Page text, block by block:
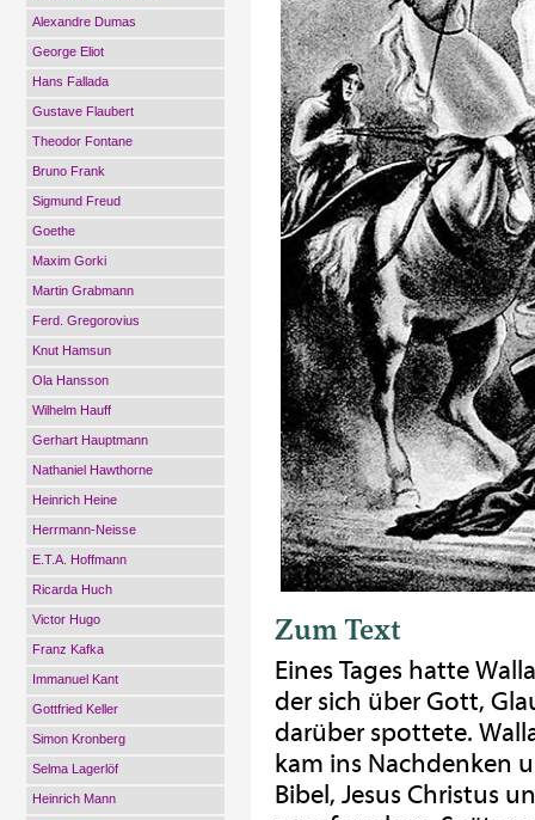
Alexandre Dumas
George Eliot
Hans Fallada
Gustave Flaubert
Theodor Fontane
Bruno Frank
Sigmund Freud
Goethe
Maxim Gorki
Martin Grabmann
Ferd. Gregorovius
Knut Hamsun
Ola Hansson
Wilhelm Hauff
Gerhart Hauptmann
Nathaniel Hawthorne
Heinrich Heine
Herrmann-Neisse
E.T.A. Hoffmann
Ricarda Huch
Victor Hugo
Franz Kafka
Immanuel Kant
Gottfried Keller
Simon Kronberg
Selma Lagerlöf
Heinrich Mann
Zum Text
Eines Tages hatte
der sich über Gott,
darüber spottete.
kam ins Nachdenken
Bibel, Jesus Christus